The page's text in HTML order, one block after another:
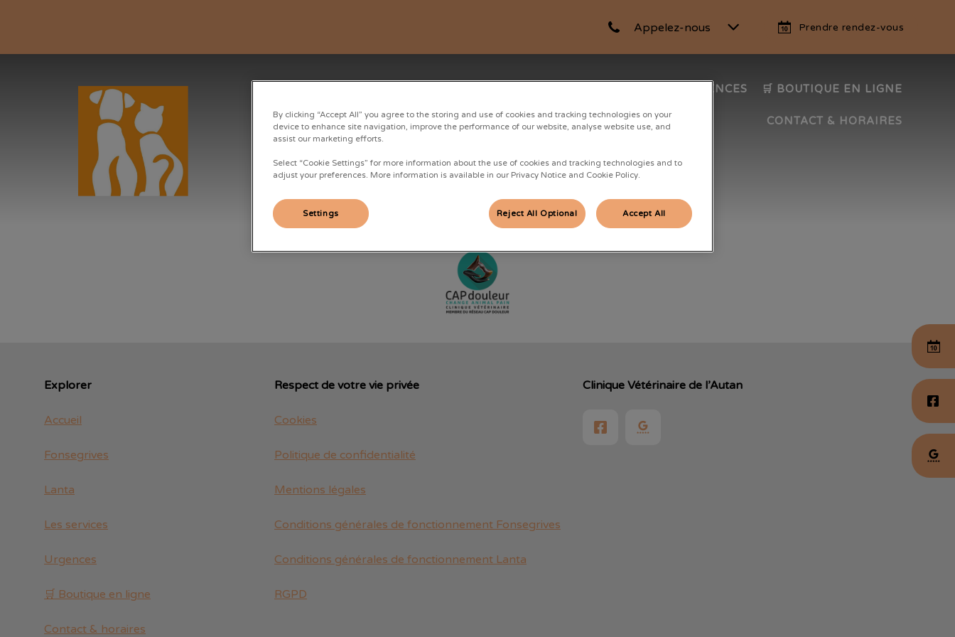
Appelez-nous Prendre rendez-vous
Page d'accueil de Clinique Autan
URGENCES 🛒 BOUTIQUE EN LIGNE
CONTACT & HORAIRES
Explorer
Accueil
Fonsegrives
Lanta
Les services
Urgences
🛒 Boutique en ligne
Contact & horaires
Respect de votre vie privée
Cookies
Politique de confidentialité
Mentions légales
Conditions générales de fonctionnement Fonsegrives
Conditions générales de fonctionnement Lanta
RGPD
Clinique Vétérinaire de l’Autan
By clicking “Accept All” you agree to the storing and use of cookies and tracking technologies on your
device to enhance site navigation, improve the performance of our website, analyse website use, and
assist our marketing efforts.
Select “Cookie Settings” for more information about the use of cookies and tracking technologies and to
adjust your preferences. More information is available in our Privacy Notice and Cookie Policy.
Settings Reject All Optional Accept All